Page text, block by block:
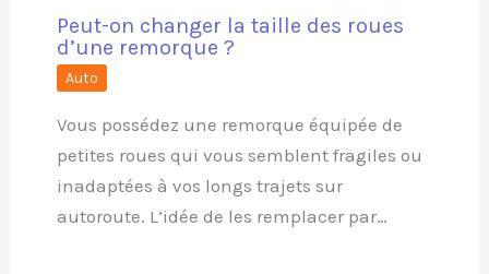
Peut-on changer la taille des roues
d’une remorque ?
Auto
Vous possédez une remorque équipée de
petites roues qui vous semblent fragiles ou
inadaptées à vos longs trajets sur
autoroute. L’idée de les remplacer par…